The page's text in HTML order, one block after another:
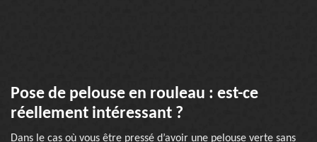
Pose de pelouse en rouleau : est-ce
réellement intéressant ?
Dans le cas où vous être pressé d’avoir une pelouse verte sans